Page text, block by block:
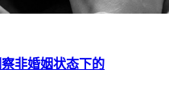
非婚姻状态下的